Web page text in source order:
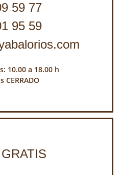
59 77
95 59
10.00 a 18.00 h
CERRADO